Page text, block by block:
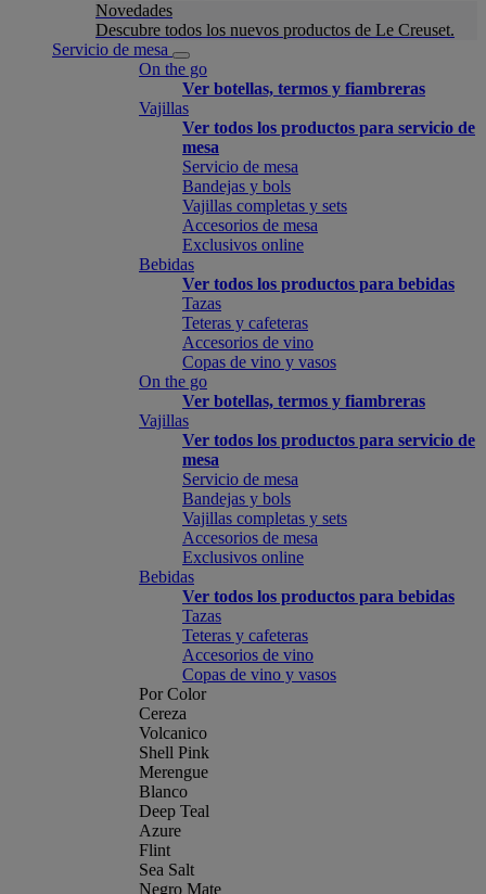
Novedades
Descubre todos los nuevos productos de Le Creuset.
Servicio de mesa
On the go
Ver botellas, termos y fiambreras
Vajillas
Ver todos los productos para servicio de
mesa
Servicio de mesa
Bandejas y bols
Vajillas completas y sets
Accesorios de mesa
Exclusivos online
Bebidas
Ver todos los productos para bebidas
Tazas
Teteras y cafeteras
Accesorios de vino
Copas de vino y vasos
On the go
Ver botellas, termos y fiambreras
Vajillas
Ver todos los productos para servicio de
mesa
Servicio de mesa
Bandejas y bols
Vajillas completas y sets
Accesorios de mesa
Exclusivos online
Bebidas
Ver todos los productos para bebidas
Tazas
Teteras y cafeteras
Accesorios de vino
Copas de vino y vasos
Por Color
Cereza
Volcanico
Shell Pink
Merengue
Blanco
Deep Teal
Azure
Flint
Sea Salt
Negro Mate